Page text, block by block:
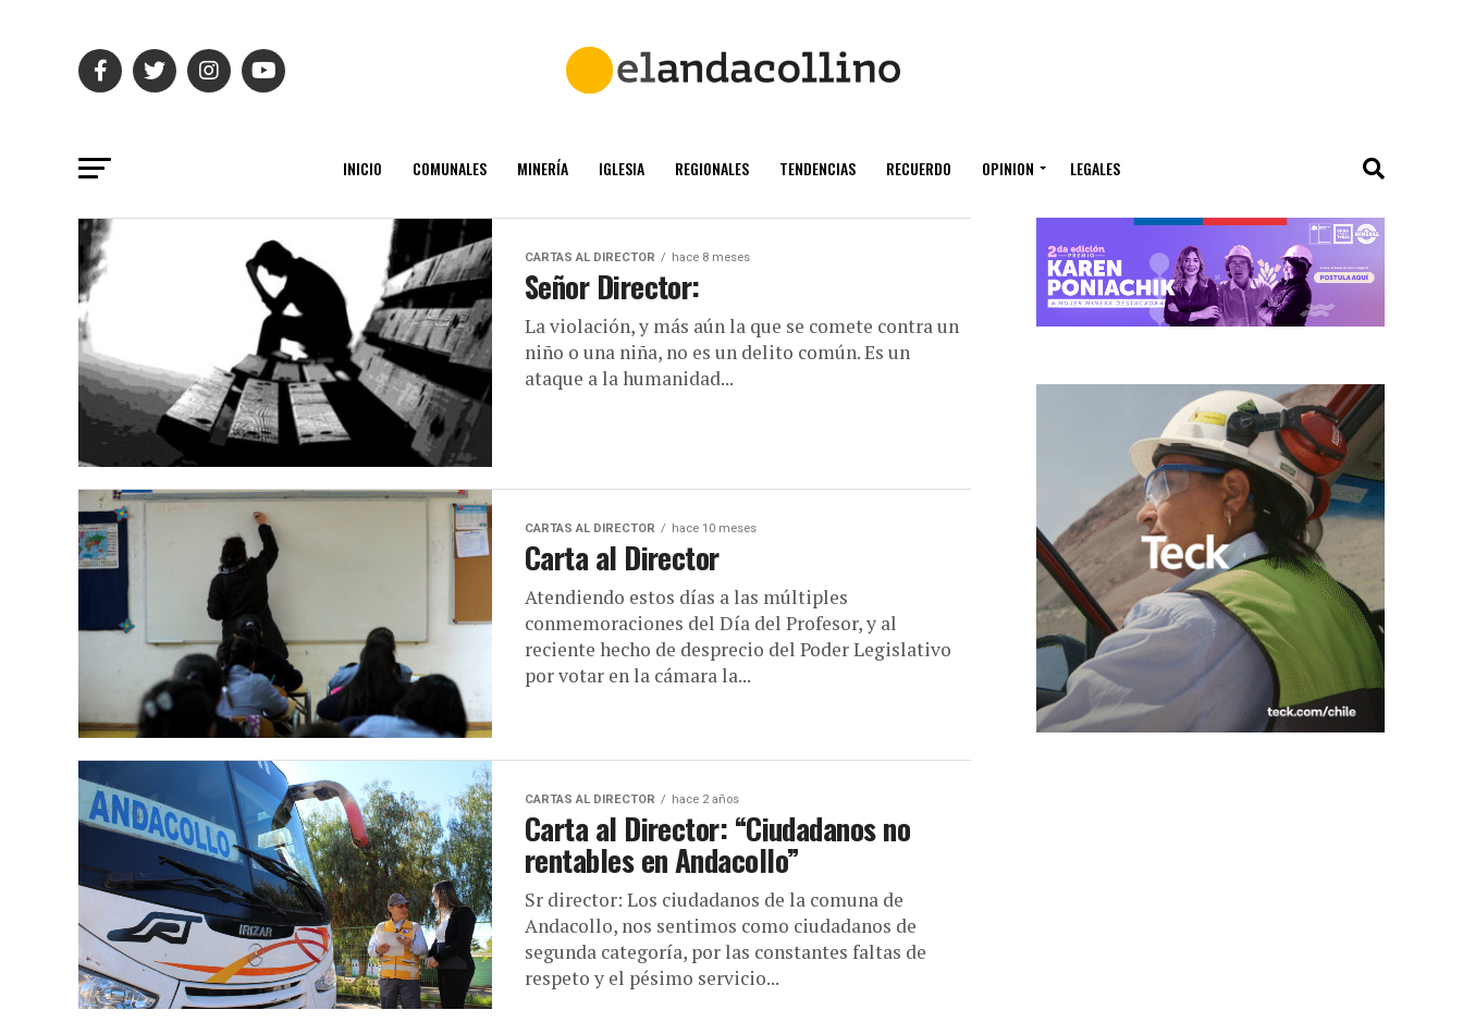
INICIO COMUNALES MINERÍA IGLESIA REGIONALES TENDENCIAS RECUERDO OPINION LEGALES
CARTAS AL DIRECTOR hace 8 meses
Señor Director:
La violación, y más aún la que se comete contra un
niño o una niña, no es un delito común. Es un
ataque a la humanidad...
CARTAS AL DIRECTOR hace 10 meses
Carta al Director
Atendiendo estos días a las múltiples
conmemoraciones del Día del Profesor, y al
reciente hecho de desprecio del Poder Legislativo
por votar en la cámara la...
CARTAS AL DIRECTOR hace 2 años
Carta al Director: “Ciudadanos no
rentables en Andacollo”
Sr director: Los ciudadanos de la comuna de
Andacollo, nos sentimos como ciudadanos de
segunda categoría, por las constantes faltas de
respeto y el pésimo servicio...